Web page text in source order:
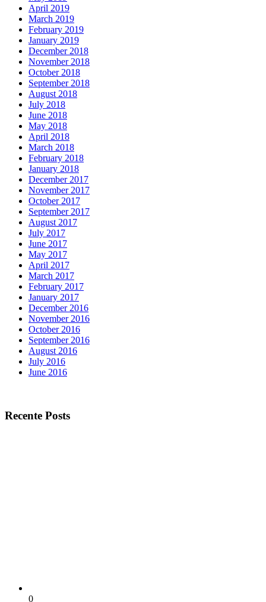
April 2019
March 2019
February 2019
January 2019
December 2018
November 2018
October 2018
September 2018
August 2018
July 2018
June 2018
May 2018
April 2018
March 2018
February 2018
January 2018
December 2017
November 2017
October 2017
September 2017
August 2017
July 2017
June 2017
May 2017
April 2017
March 2017
February 2017
January 2017
December 2016
November 2016
October 2016
September 2016
August 2016
July 2016
June 2016
Recente Posts
0